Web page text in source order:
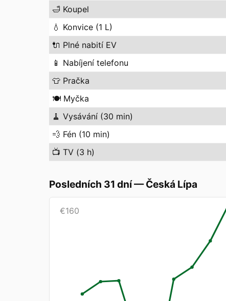
🛁 Koupel
💧 Konvice (1 L)
🔌 Plné nabití EV
📱 Nabíjení telefonu
👕 Pračka
🍽️ Myčka
🧹 Vysávání (30 min)
💨 Fén (10 min)
📺 TV (3 h)
Posledních 31 dní—Česká Lípa
€160